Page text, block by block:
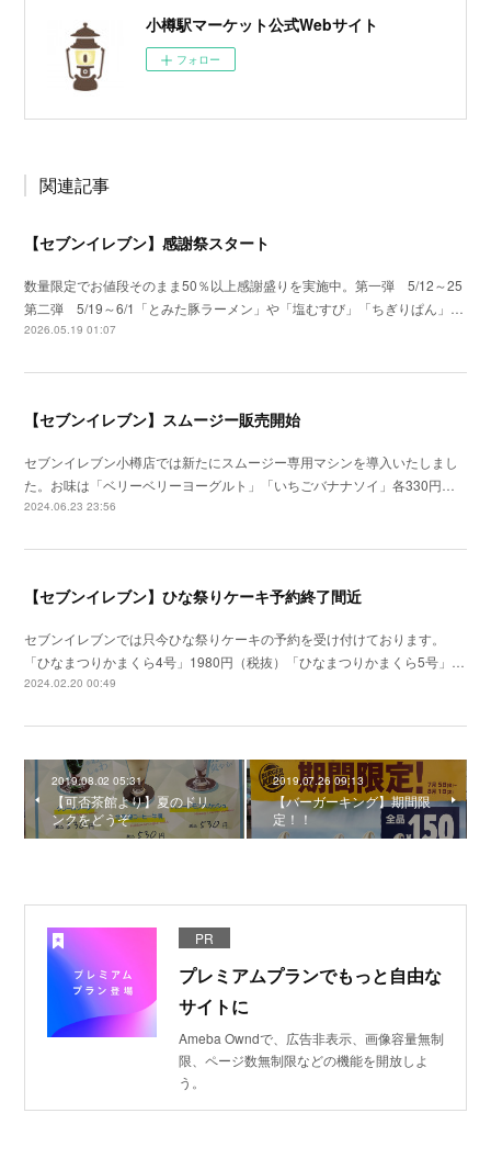
小樽駅マーケット公式Webサイト
フォロー
関連記事
【セブンイレブン】感謝祭スタート
数量限定でお値段そのまま50％以上感謝盛りを実施中。第一弾 5/12～25
第二弾 5/19～6/1「とみた豚ラーメン」や「塩むすび」「ちぎりぱん」…
2026.05.19 01:07
【セブンイレブン】スムージー販売開始
セブンイレブン小樽店では新たにスムージー専用マシンを導入いたしまし
た。お味は「ベリーベリーヨーグルト」「いちごバナナソイ」各330円…
2024.06.23 23:56
【セブンイレブン】ひな祭りケーキ予約終了間近
セブンイレブンでは只今ひな祭りケーキの予約を受け付けております。
「ひなまつりかまくら4号」1980円（税抜）「ひなまつりかまくら5号」…
2024.02.20 00:49
2019.08.02 05:31
【可否茶館より】夏のドリ
ンクをどうぞ
2019.07.26 09:13
【バーガーキング】期間限
定！！
PR
プレミアムプランでもっと自由な
サイトに
Ameba Owndで、広告非表示、画像容量無制
限、ページ数無制限などの機能を開放しよ
う。